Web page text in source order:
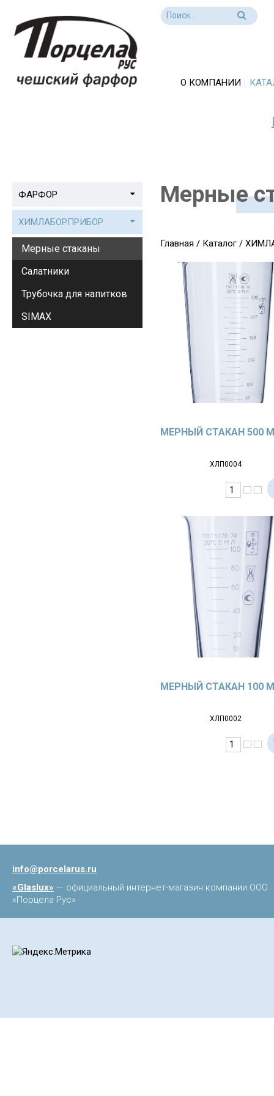
О КОМПАНИИ
Мерные
Главная / Каталог /
МЕРНЫЙ СТАКАН 500
ХЛП0004
МЕРНЫЙ СТАКАН 100
ХЛП0002
ФАРФОР
ХИМЛАБОРПРИБОР
Мерные стаканы
Салатники
Трубочка для напитков
SIMAX
info@porcelarus.ru
«Glaslux» — официальный интернет-магазин компании ООО
«Порцела Рус»